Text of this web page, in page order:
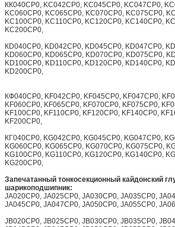
КК040CP0, KC042CP0, KC045CP0, KC047CP0,
KC060CP0, KC065CP0, KC070CP0, KC075CP0,
KC100CP0, KC110CP0, KC120CP0, KC140CP0,
KC200CP0,
КD040CP0, KD042CP0, KD045CP0, KD047CP0,
KD060CP0, KD065CP0, KD070CP0, KD075CP0,
KD100CP0, KD110CP0, KD120CP0, KD140CP0,
KD200CP0,
КФ040CP0, KF042CP0, KF045CP0, KF047CP0,
KF060CP0, KF065CP0, KF070CP0, KF075CP0,
KF100CP0, KF110CP0, KF120CP0, KF140CP0,
KF200CP0,
КГ040CP0, KG042CP0, KG045CP0, KG047CP0,
KG060CP0, KG065CP0, KG070CP0, KG075CP0,
KG100CP0, KG110CP0, KG120CP0, KG140CP0,
KG200CP0,
Запечатанный тонкосекционный кайдонский
шарикоподшипник:
JA020CP0, JA025CP0, JA030CP0, JA035CP0,
JA045CP0, JA047CP0, JA050CP0, JA055CP0,
JB020CP0, JB025CP0, JB030CP0, JB035CP0,